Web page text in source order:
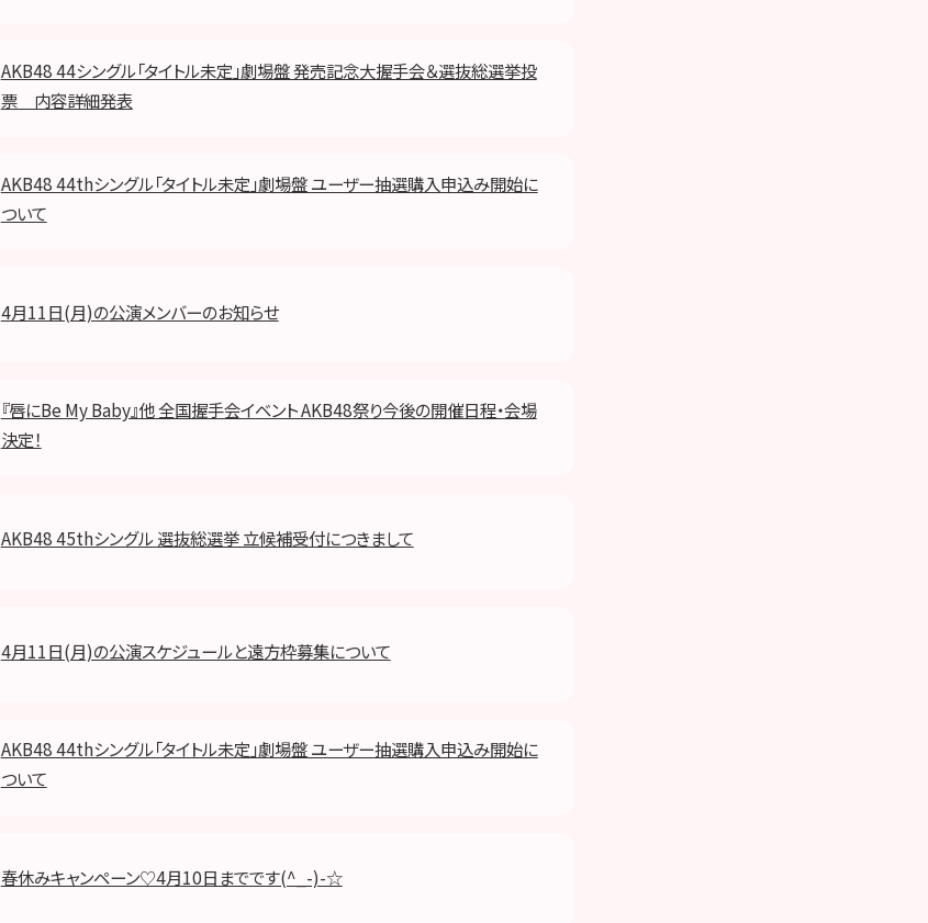
AKB48 44シングル「タイトル未定」劇場盤 発売記念大握手会＆選抜総選挙投
票 内容詳細発表
AKB48 44thシングル「タイトル未定」劇場盤 ユーザー抽選購入申込み開始に
ついて
4月11日(月)の公演メンバーのお知らせ
『唇にBe My Baby』他 全国握手会イ​ベント AKB48祭り今後の開催日程・会場
決定！​
AKB48 45thシングル 選抜総選挙 立候補受付につきまして
4月11日(月)の公演スケジュールと遠方枠募集について
AKB48 44thシングル「タイトル未定」劇場盤 ユーザー抽選購入申込み開始に
ついて
春休みキャンペーン♡4月10日までです(^_-)-☆